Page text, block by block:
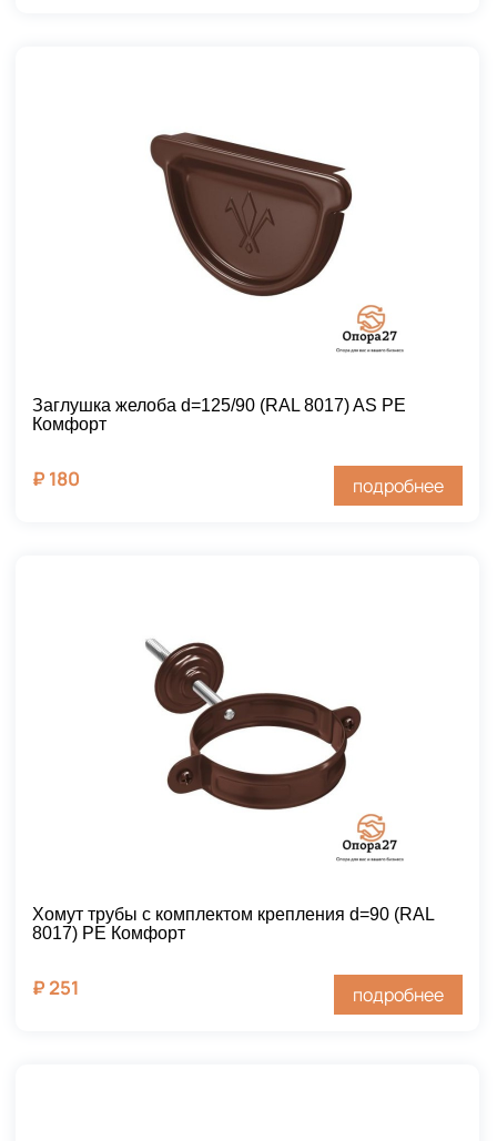
Заглушка желоба d=125/90 (RAL 8017) AS PE
Комфорт
₽ 180 подробнее
Хомут трубы с комплектом крепления d=90 (RAL
8017) PE Комфорт
₽251 подробнее